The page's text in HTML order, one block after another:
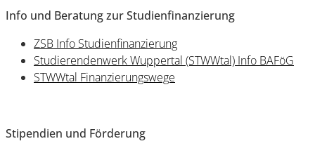
Info und Beratung zur Studienfinanzierung
ZSB Info Studienfinanzierung
Studierendenwerk Wuppertal (STWWtal) Info BAFöG
STWWtal Finanzierungswege
Stipendien und Förderung